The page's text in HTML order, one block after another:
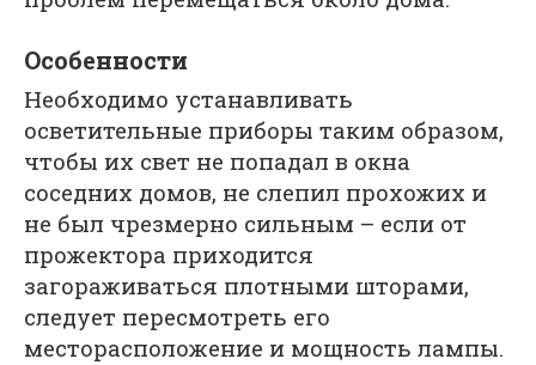
Особенности
Необходимо устанавливать
осветительные приборы таким образом,
чтобы их свет не попадал в окна
соседних домов, не слепил прохожих и
не был чрезмерно сильным – если от
прожектора приходится
загораживаться плотными шторами,
следует пересмотреть его
месторасположение и мощность лампы.